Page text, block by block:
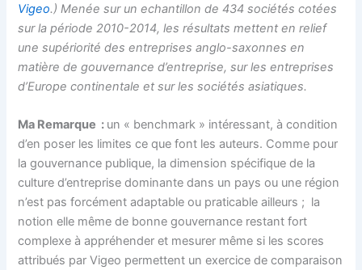
Vigeo.) Menée sur un echantillon de 434 sociétés cotées
sur la période 2010-2014, les résultats mettent en relief
une supériorité des entreprises anglo-saxonnes en
matière de gouvernance d’entreprise, sur les entreprises
d’Europe continentale et sur les sociétés asiatiques.
Ma Remarque : un « benchmark » intéressant, à condition
d’en poser les limites ce que font les auteurs. Comme pour
la gouvernance publique, la dimension spécifique de la
culture d’entreprise dominante dans un pays ou une région
n’est pas forcément adaptable ou praticable ailleurs ; la
notion elle même de bonne gouvernance restant fort
complexe à appréhender et mesurer même si les scores
attribués par Vigeo permettent un exercice de comparaison